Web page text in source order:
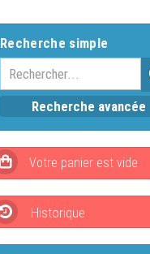
Recherche simple
Recherche avancée
Historique